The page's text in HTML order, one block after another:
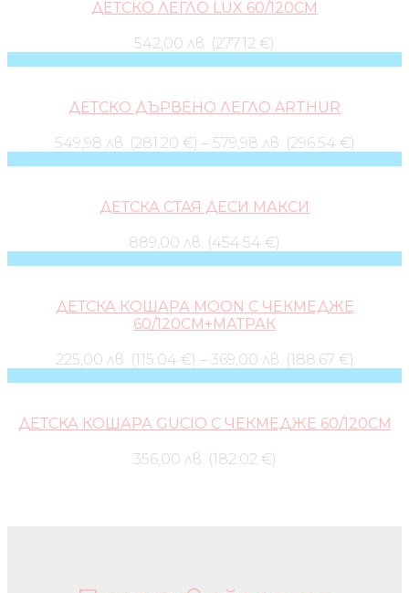
ДЕТСКО ЛЕГЛО LUX 60/120СМ
542,00 лв. (277.12 €)
ДЕТСКО ДЪРВЕНО ЛЕГЛО ARTHUR
549,98 лв. (281.20 €) – 579,98 лв. (296.54 €)
ДЕТСКА СТАЯ ДЕСИ МАКСИ
889,00 лв. (454.54 €)
ДЕТСКА КОШАРА MOON С ЧЕКМЕДЖЕ
60/120СМ+МАТРАК
225,00 лв. (115.04 €) – 369,00 лв. (188.67 €)
ДЕТСКА КОШАРА GUCIO С ЧЕКМЕДЖЕ 60/120СМ
356,00 лв. (182.02 €)